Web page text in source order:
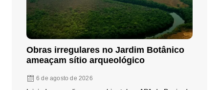
Obras irregulares no Jardim Botânico
ameaçam sítio arqueológico
6 de agosto de 2026